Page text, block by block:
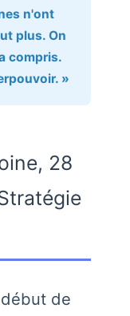
n'ont
plus. On
compris.
»
28
de